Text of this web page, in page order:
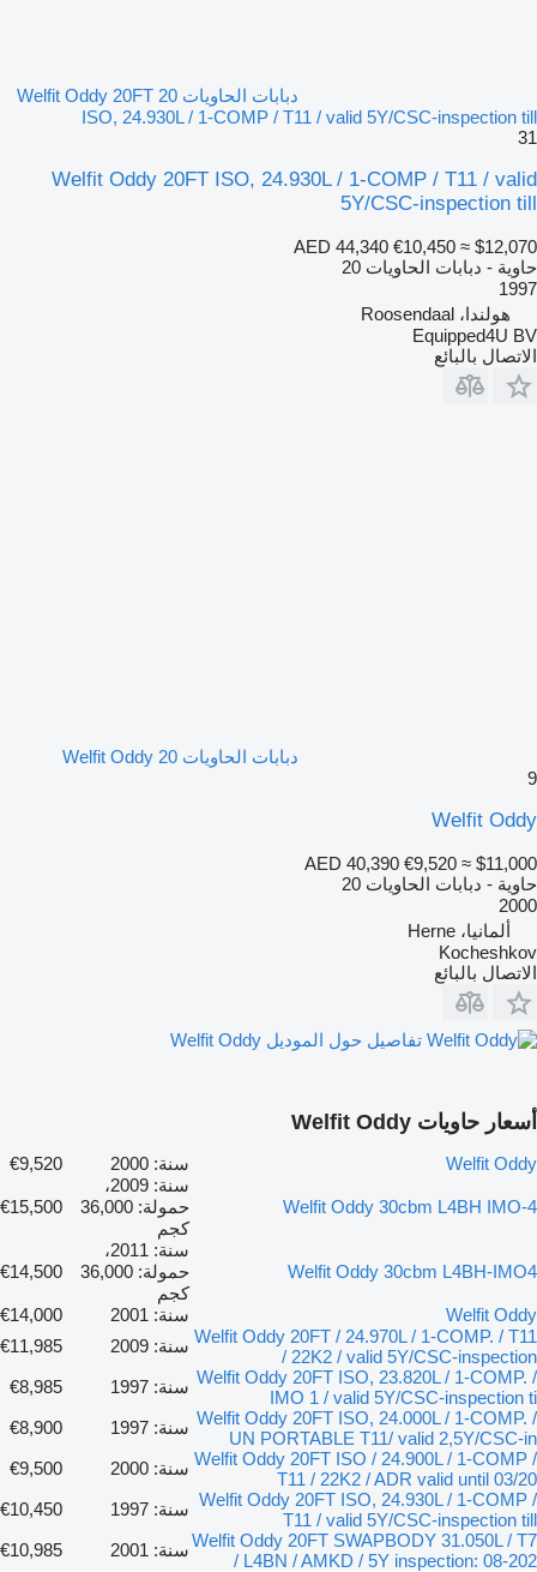
دبابات الحاويات 20 Welfit Oddy 20FT
ISO, 24.930L / 1-COMP / T11 / valid 5Y/CSC-inspection till
31
Welfit Oddy 20FT ISO, 24.930L / 1-COMP / T11 / valid
5Y/CSC-inspection till
AED 44,340 €10,450 ≈ $12,070
حاوية - دبابات الحاويات 20
1997
هولندا، Roosendaal
Equipped4U BV
الاتصال بالبائع
دبابات الحاويات 20 Welfit Oddy
9
Welfit Oddy
AED 40,390 €9,520 ≈ $11,000
حاوية - دبابات الحاويات 20
2000
ألمانيا، Herne
Kocheshkov
الاتصال بالبائع
تفاصيل حول الموديل Welfit Oddy
أسعار حاويات Welfit Oddy
Welfit Oddy سنة: 2000 €9,520
Welfit Oddy 30cbm L4BH IMO-4
سنة: 2009،
حمولة: 36,000
كجم
€15,500
Welfit Oddy 30cbm L4BH-IMO4
سنة: 2011،
حمولة: 36,000
كجم
€14,500
Welfit Oddy سنة: 2001
€14,000
Welfit Oddy 20FT / 24.970L / 1-COMP. / T11
/ 22K2 / valid 5Y/CSC-inspection
سنة: 2009
€11,985
Welfit Oddy 20FT ISO, 23.820L / 1-COMP. /
IMO 1 / valid 5Y/CSC-inspection ti
سنة: 1997
€8,985
Welfit Oddy 20FT ISO, 24.000L / 1-COMP. /
UN PORTABLE T11/ valid 2,5Y/CSC-in
سنة: 1997
€8,900
Welfit Oddy 20FT ISO / 24.900L / 1-COMP /
T11 / 22K2 / ADR valid until 03/20
سنة: 2000
€9,500
Welfit Oddy 20FT ISO, 24.930L / 1-COMP /
T11 / valid 5Y/CSC-inspection till
سنة: 1997
€10,450
Welfit Oddy 20FT SWAPBODY 31.050L / T7
/ L4BN / AMKD / 5Y inspection: 08-202
سنة: 2001 €10,985